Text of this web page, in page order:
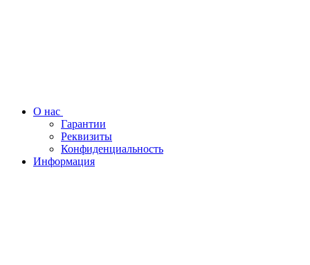
О нас
Гарантии
Реквизиты
Конфиденциальность
Информация